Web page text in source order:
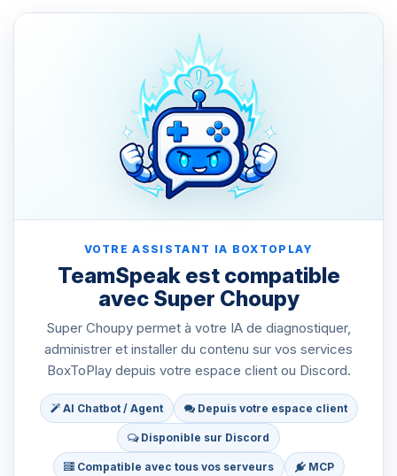
VOTRE ASSISTANT IA BOXTOPLAY
TeamSpeak est compatible
avec Super Choupy
Super Choupy permet à votre IA de diagnostiquer,
administrer et installer du contenu sur vos services
BoxToPlay depuis votre espace client ou Discord.
AI Chatbot / Agent Depuis votre espace client
Disponible sur Discord
Compatible avec tous vos serveurs MCP